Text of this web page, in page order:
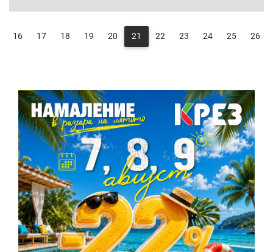
16 17 18 19 20 21 22 23 24 25 26